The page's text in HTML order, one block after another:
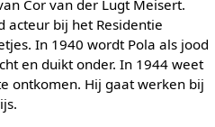
Cor van der Lugt Meisert.
acteur bij het Residentie
In 1940 wordt Pola als jood
en duikt onder. In 1944 weet
ontkomen. Hij gaat werken bij